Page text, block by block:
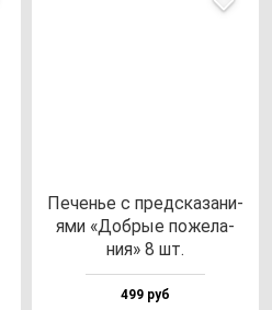
Печенье с пред­ска­за­ни­
ями «Доб­рые по­же­ла­
ния» 8 шт.
499 руб